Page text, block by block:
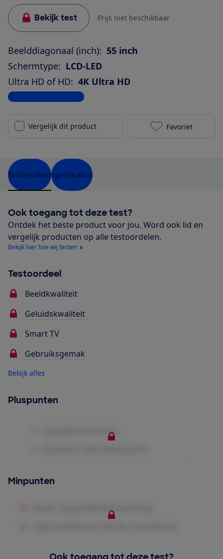
Bekijk test Prijs niet beschikbaar
Beelddiagonaal (inch): 55 inch
Schermtype: LCD-LED
Ultra HD of HD: 4K Ultra HD
Bekijk alle specificaties
Vergelijk dit product LG
Favoriet
TestresultaatSpecificaties
Ook toegang tot deze test?
Ontdek het beste product voor jou. Word ook lid en
vergelijk producten op alle testoordelen.
Bekijk hier hoe wij testen
Testoordeel
Beeldkwaliteit
Geluidskwaliteit
Smart TV
Gebruiksgemak
Bekijk alles
Pluspunten
Minpunten